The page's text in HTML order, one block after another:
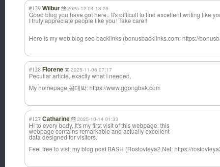
#129 Wilbur 2025-12-04 13:29
Good blog you have got here.. It's difficult to find excellent writing like
I truly appreciate people like you! Take care!!
Here is my web blog seo backlinks (bonusbacklinks.com: https://
#128 Florene 2025-11-06 07:17
Peculiar article, exactly what I needed.
My homepage 꽁대박: https://www.ggongbak.com
#127 Catharine 2025-10-14 01:33
Hi to every body, it's my first visit of this webpage; this
webpage contains remarkable and actually excellent
data designed for visitors.
Feel free to visit my blog post BASH (Rostovfeya2.Net: https://